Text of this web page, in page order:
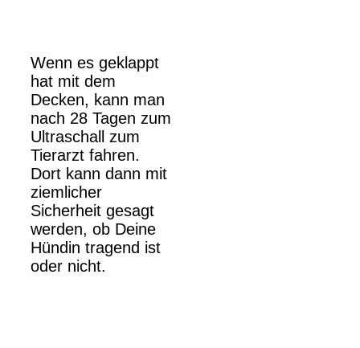
Wenn es geklappt
hat mit dem
Decken, kann man
nach 28 Tagen zum
Ultraschall zum
Tierarzt fahren.
Dort kann dann mit
ziemlicher
Sicherheit gesagt
werden, ob Deine
Hündin tragend ist
oder nicht.